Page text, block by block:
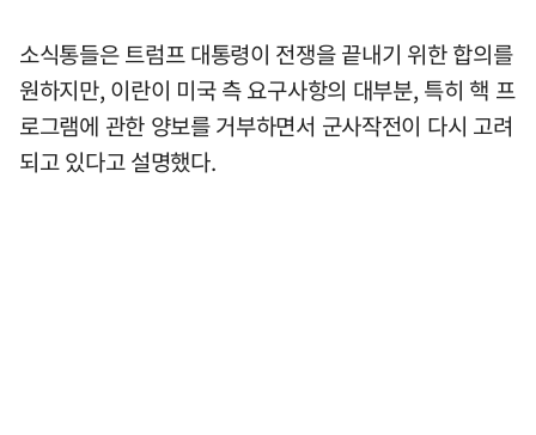
소식통들은 트럼프 대통령이 전쟁을 끝내기 위한 합의를
원하지만, 이란이 미국 측 요구사항의 대부분, 특히 핵 프
로그램에 관한 양보를 거부하면서 군사작전이 다시 고려
되고 있다고 설명했다.